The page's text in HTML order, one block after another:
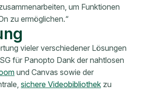
um Funktionen
zu ermöglichen.“
vieler verschiedener Lösungen
für Panopto Dank der nahtlosen
und Canvas sowie der
sichere Videobibliothek zu